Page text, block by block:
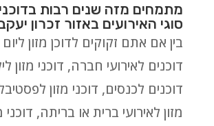
מתמחים מזה שנים רבות
סוגי האירועים באזור זכרון
בין אם אתם זקוקים לדוכן מזון
דוכנים לאירועי חברה, דוכני מזון
דוכנים לכנסים, דוכני מזון
מזון לאירועי ברית או בריתה, דוכני